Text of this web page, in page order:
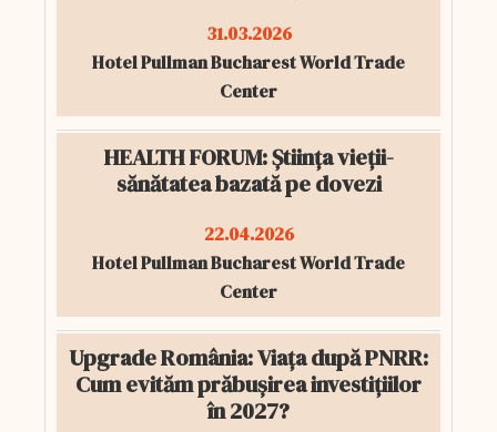
31.03.2026
Hotel Pullman Bucharest World Trade
Center
HEALTH FORUM: Știința vieții-
sănătatea bazată pe dovezi
22.04.2026
Hotel Pullman Bucharest World Trade
Center
Upgrade România: Viața după PNRR:
Cum evităm prăbușirea investițiilor
în 2027?